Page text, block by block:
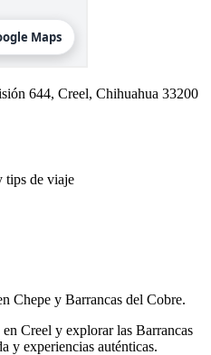
644, Creel, Chihuahua 33200
tips de viaje
Chepe y Barrancas del Cobre.
Creel y explorar las Barrancas
y experiencias auténticas.